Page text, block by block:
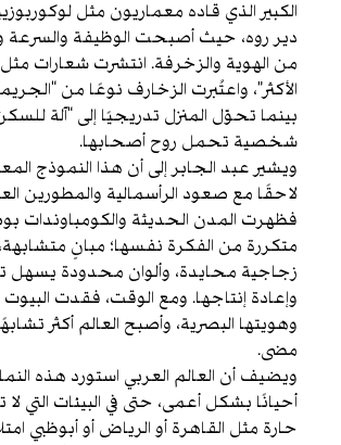
الكبير الذي قاده معماريون مثل
دير روه، حيث أصبحت الوظيفة والسرعة
من الهوية والزخرفة. انتشرت شعارات مثل
الأكثر”، واعتُبرت الزخارف نوعًا من
بينما تحوّل المنزل تدريجيًا إلى “آلة
شخصية تحمل روح أصحابها.
ويشير عبد الجابر إلى أن هذا النموذج
لاحقًا مع صعود الرأسمالية والمطورين
فظهرت المدن الحديثة والكومباوندات
متكررة من الفكرة نفسها؛ مبانٍ
زجاجية محايدة، وألوان محدودة يسهل
وإعادة إنتاجها. ومع الوقت، فقدت
وهويتها البصرية، وأصبح العالم أكثر
مضى.
ويضيف أن العالم العربي استورد هذه
أحيانًا بشكل أعمى، حتى في البيئات التي
حارة مثل القاهرة أو الرياض أو أبوظبي